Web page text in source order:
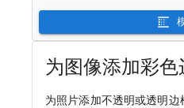
为图像添加彩色
为照片添加不透明或透明